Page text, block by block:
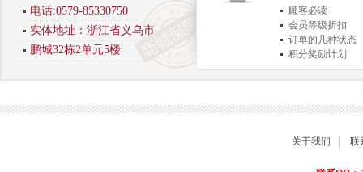
电话:0579-85330750
实体地址：浙江省义乌市
鹏城32栋2单元5楼
顾客必读
会员等级折扣
订单的几种状态
积分奖励计划
商品退货保障
关于我们 联